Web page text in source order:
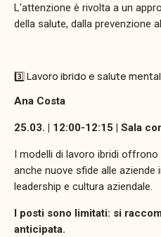
L'attenzione è rivolta a un
della salute, dalla prevenzione
3️⃣ Lavoro ibrido e salute
Ana Costa
25.03. | 12:00-12:15 | Sala
I modelli di lavoro ibridi
anche nuove sfide alle aziende
leadership e cultura aziendale.
I posti sono limitati: si
anticipata.